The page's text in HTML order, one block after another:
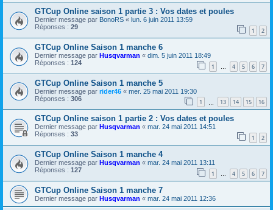
GTCup Online saison 1 partie 3 : Vos dates et poules
Dernier message par BonoRS « lun. 6 juin 2011 13:59
Réponses : 29 1 2
GTCup Online Saison 1 manche 6
Dernier message par Husqvarman « dim. 5 juin 2011 18:49
Réponses : 124 1 … 4 5 6 7
GTCup Online Saison 1 manche 5
Dernier message par rider46 « mer. 25 mai 2011 19:30
Réponses : 306 1 13 14 15 16
GTCup Online saison 1 partie 2 : Vos dates et poules
Dernier message par Husqvarman « mar. 24 mai 2011 14:51
Réponses : 33 1 2
GTCup Online Saison 1 manche 4
Dernier message par Husqvarman « mar. 24 mai 2011 13:11
Réponses : 127 1 … 4 5 6 7
GTCup Online Saison 1 manche 7
Dernier message par Husqvarman « mar. 24 mai 2011 12:36